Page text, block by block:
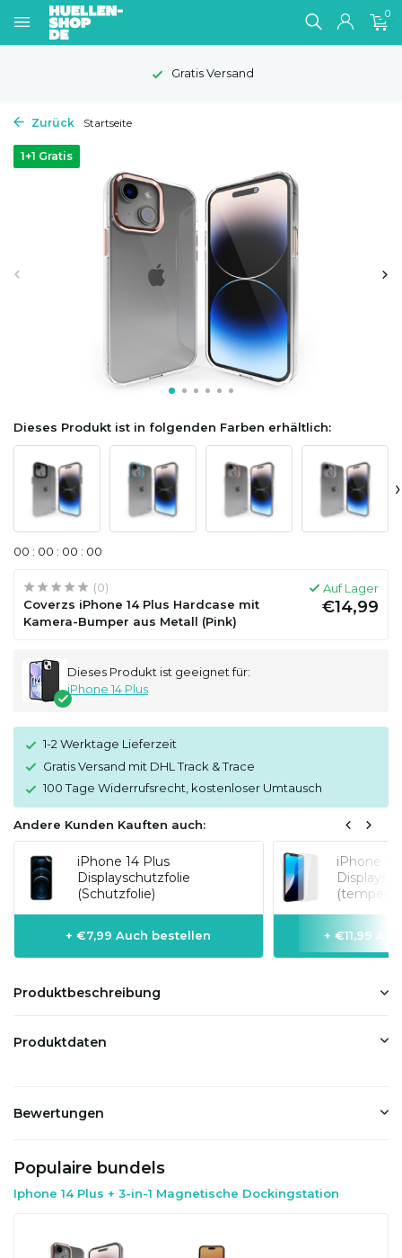
0
Gratis Versand
Zurück Startseite
1+1 Gratis
Dieses Produkt ist in folgenden Farben erhältlich:
›
00 : 00 : 00 : 00
(0)
Coverzs iPhone 14 Plus Hardcase mit
Kamera-Bumper aus Metall (Pink)
Auf Lager
€14,99
Dieses Produkt ist geeignet für:
iPhone 14 Plus
1-2 Werktage Lieferzeit
Gratis Versand mit DHL Track & Trace
100 Tage Widerrufsrecht, kostenloser Umtausch
Andere Kunden Kauften auch:
iPhone 14 Plus
Displayschutzfolie
(Schutzfolie)
+ €7,99 Auch bestellen
iPhone 14
+ €11,99
Produktbeschreibung
Produktdaten
Bewertungen
Populaire bundels
Iphone 14 Plus + 3-in-1 Magnetische Dockingstation